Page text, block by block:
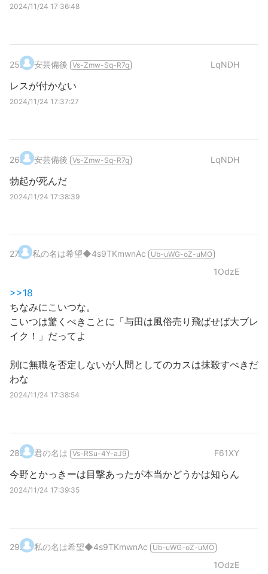
2024/11/24 17:36:48
25. 安芸備後 Vs-Zmw-Sq-R7q LqNDH
レスが付かない
2024/11/24 17:37:27
26. 安芸備後 Vs-Zmw-Sq-R7q LqNDH
勃起が死んだ
2024/11/24 17:38:39
27. 私の名は希望◆4s9TKmwnAc Ub-uWG-oZ-uMO
1OdzE
>>18
ちなみにこいつな。
こいつは驚くべきことに「与田は風俗売り飛ばせば大ブレ
イク！」だってよ
別に無職を否定しないが人間としてのカスは抹殺すべきだ
わな
2024/11/24 17:38:54
28. 君の名は Vs-RSu-4Y-aJ9 F61XY
今野とかっきーは目撃あったが本当かどうかは知らん
2024/11/24 17:39:35
29. 私の名は希望◆4s9TKmwnAc Ub-uWG-oZ-uMO
1OdzE